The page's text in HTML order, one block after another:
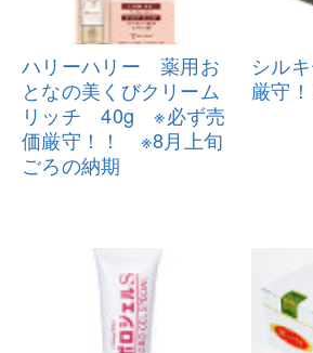
ハリーハリー 薬用お
となの美くびクリーム
リッチ 40g ※必ず売
価厳守！！ ※8月上旬
ごろの納期
シル
厳守！